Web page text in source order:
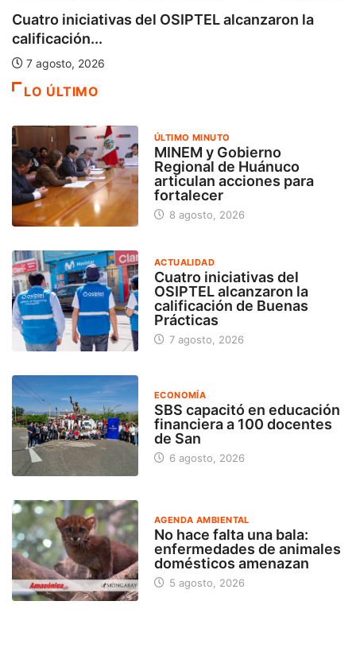
Cuatro iniciativas del OSIPTEL alcanzaron la
calificación...
7 agosto, 2026
LO ÚLTIMO
ÚLTIMO MINUTO
MINEM y Gobierno
Regional de Huánuco
articulan acciones para
fortalecer
8 agosto, 2026
ACTUALIDAD
Cuatro iniciativas del
OSIPTEL alcanzaron la
calificación de Buenas
Prácticas
7 agosto, 2026
ECONOMÍA
SBS capacitó en educación
financiera a 100 docentes
de San
6 agosto, 2026
AGENDA AMBIENTAL
No hace falta una bala:
enfermedades de animales
domésticos amenazan
5 agosto, 2026